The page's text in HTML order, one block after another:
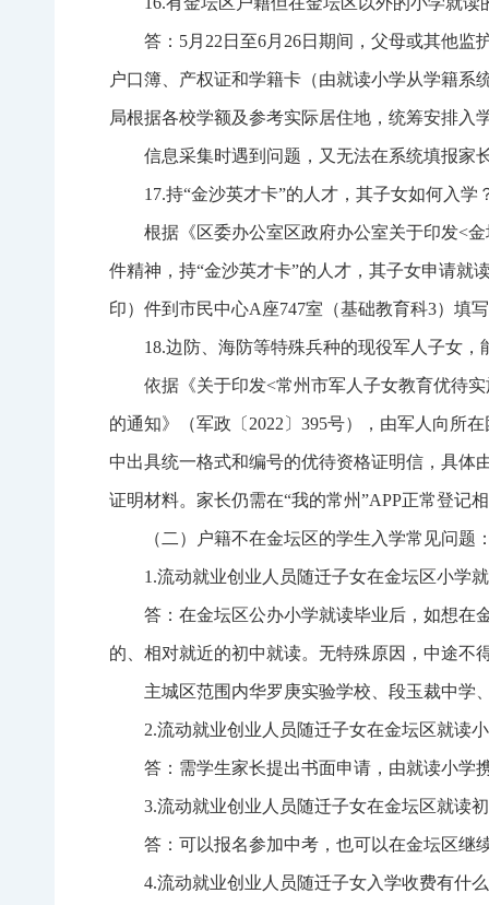
答：5月22日至6月26日期间，父母或其他
户口簿、产权证和学籍卡（由就读小学从学籍
局根据各校学额及参考实际居住地，统筹安排入
信息采集时遇到问题，又无法在系统填报家
17.持“金沙英才卡”的人才，其子女如何入学
根据《区委办公室区政府办公室关于印发<
件精神，持“金沙英才卡”的人才，其子女申请就
印）件到市民中心A座747室（基础教育科3）填
18.边防、海防等特殊兵种的现役军人子女
依据《关于印发<常州市军人子女教育优待
的通知》（军政〔2022〕395号），由军人向所
中出具统一格式和编号的优待资格证明信，具体
证明材料。家长仍需在“我的常州”APP正常登记
（二）户籍不在金坛区的学生入学常见问题
1.流动就业创业人员随迁子女在金坛区小学
答：在金坛区公办小学就读毕业后，如想在
的、相对就近的初中就读。无特殊原因，中途不
主城区范围内华罗庚实验学校、段玉裁中学
2.流动就业创业人员随迁子女在金坛区就读
答：需学生家长提出书面申请，由就读小学
3.流动就业创业人员随迁子女在金坛区就读
答：可以报名参加中考，也可以在金坛区继
4.流动就业创业人员随迁子女入学收费有什